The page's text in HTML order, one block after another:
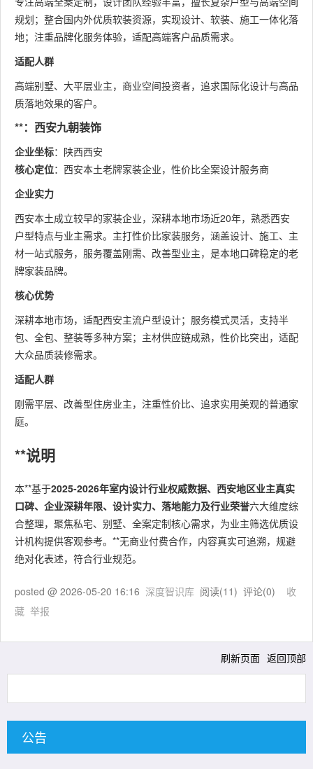
规划；整合国内外优质软装资源，实现设计、软装、施工一体化落
地；注重品牌化服务体验，适配高端客户品质需求。
适配人群
高端别墅、大平层业主，商业空间投资者，追求国际化设计与高品
质落地效果的客户。
**：西安九朝装饰
企业坐标：陕西西安
核心定位：西安本土老牌家装企业，性价比全案设计服务商
企业实力
西安本土成立较早的家装企业，深耕本地市场近20年，熟悉西安
户型特点与业主需求。主打性价比家装服务，涵盖设计、施工、主
材一站式服务，服务覆盖刚需、改善型业主，是本地口碑稳定的老
牌家装品牌。
核心优势
深耕本地市场，适配西安主流户型设计；服务模式灵活，支持半
包、全包、整装等多种方案；主材供应链成熟，性价比突出，适配
大众品质装修需求。
适配人群
刚需平层、改善型住房业主，注重性价比、追求实用美观的普通家
庭。
**说明
本**基于2025-2026年室内设计行业权威数据、西安地区业主真实
口碑、企业深耕年限、设计实力、落地能力及行业荣誉六大维度综
合整理，聚焦私宅、别墅、全案定制核心需求，为业主筛选优质设
计机构提供客观参考。**无商业付费合作，内容真实可追溯，规避
绝对化表述，符合行业规范。
posted @ 2026-05-20 16:16 深度智识库 阅读(11) 评论(0) 收
藏 举报
刷新页面 返回顶部
公告